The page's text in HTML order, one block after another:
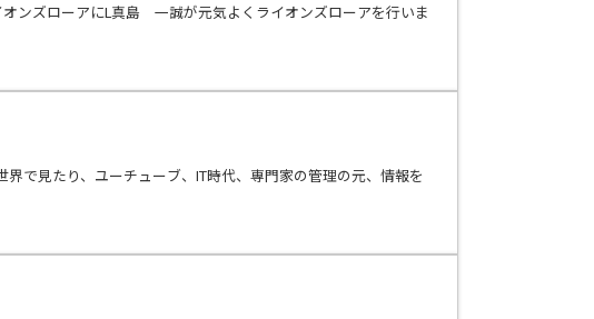
ンズローアにL真島 一誠が元気よくライオンズローアを行いま
で見たり、ユーチューブ、IT時代、専門家の管理の元、情報を